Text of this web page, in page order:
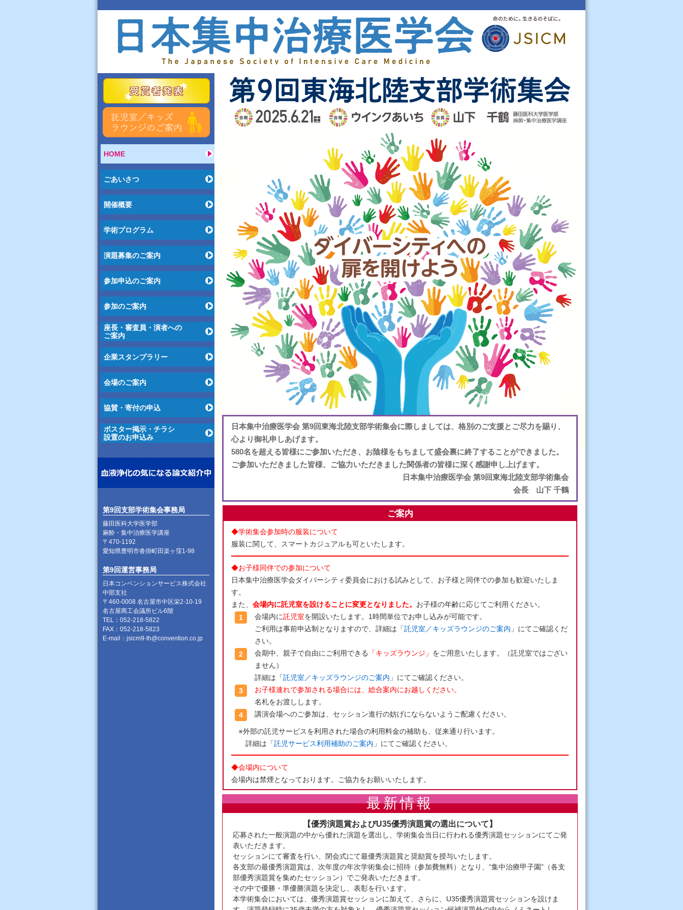
HOME
ごあいさつ
開催概要
学術プログラム
演題募集のご案内
参加申込のご案内
参加のご案内
座長・審査員・演者への
ご案内
企業スタンプラリー
会場のご案内
協賛・寄付の申込
ポスター掲示・チラシ
設置のお申込み
日本集中治療医学会 第9回東海北陸支部学術集会に際しましては、格別のご支援とご尽力を賜り、
心より御礼申しあげます。
580名を超える皆様にご参加いただき、お陰様をもちまして盛会裏に終了することができました。
ご参加いただきました皆様、ご協力いただきました関係者の皆様に深く感謝申し上げます。
日本集中治療医学会第9回東海北陸支部学術集会
会長 山下 千鶴
ご案内
◆学術集会参加時の服装について
服装に関して、スマートカジュアルも可といたします。
◆お子様同伴での参加について
日本集中治療医学会ダイバーシティ委員会における試みとして、お子様と同伴での参加も歓迎いたしま
す。
また、 会場内に託児室を設けることに変更となりました。 お子様の年齢に応じてご利用ください。
1
会場内に託児室を開設いたします。1時間単位でお申し込みが可能です。
ご利用は事前申込制となりますので、詳細は「託児室／キッズラウンジのご案内 」にてご確認くだ
さい。
2
会期中、親子で自由にご利用できる 「キッズラウンジ」 をご用意いたします。（託児室ではござい
ません）
詳細は「託児室／キッズラウンジのご案内 」にてご確認ください。
3
お子様連れで参加される場合には、総合案内にお越しください。
名札をお渡しします。
4
講演会場へのご参加は、セッション進行の妨げにならないようご配慮ください。
※外部の託児サービスを利用された場合の利用料金の補助も、従来通り行います。
詳細は「託児サービス利用補助のご案内 」にてご確認ください。
◆会場内について
会場内は禁煙となっております。ご協力をお願いいたします。
最新情報
【優秀演題賞およびU35優秀演題賞の選出について】
応募された一般演題の中から優れた演題を選出し、学術集会当日に行われる優秀演題セッションにてご発
表いただきます。
セッションにて審査を行い、閉会式にて最優秀演題賞と奨励賞を授与いたします。
各支部の最優秀演題賞は、次年度の年次学術集会に招待（参加費無料）となり、“集中治療甲子園”（各支
部優秀演題賞を集めたセッション）でご発表いただきます。
その中で優勝・準優勝演題を決定し、表彰を行います。
本学術集会においては、優秀演題賞セッションに加えて、さらに、U35優秀演題賞セッションを設けま
第9回支部学術集会事務局
藤田医科大学医学部
麻酔・集中治療医学講座
〒470-1192
愛知県豊明市沓掛町田楽ヶ窪1-98
第9回運営事務局
日本コンベンションサービス株式会社
中部支社
〒460-0008 名古屋市中区栄2-10-19
名古屋商工会議所ビル6階
TEL：052-218-5822
FAX：052-218-5823
E-mail： jsicm9-th@convention.co.jp